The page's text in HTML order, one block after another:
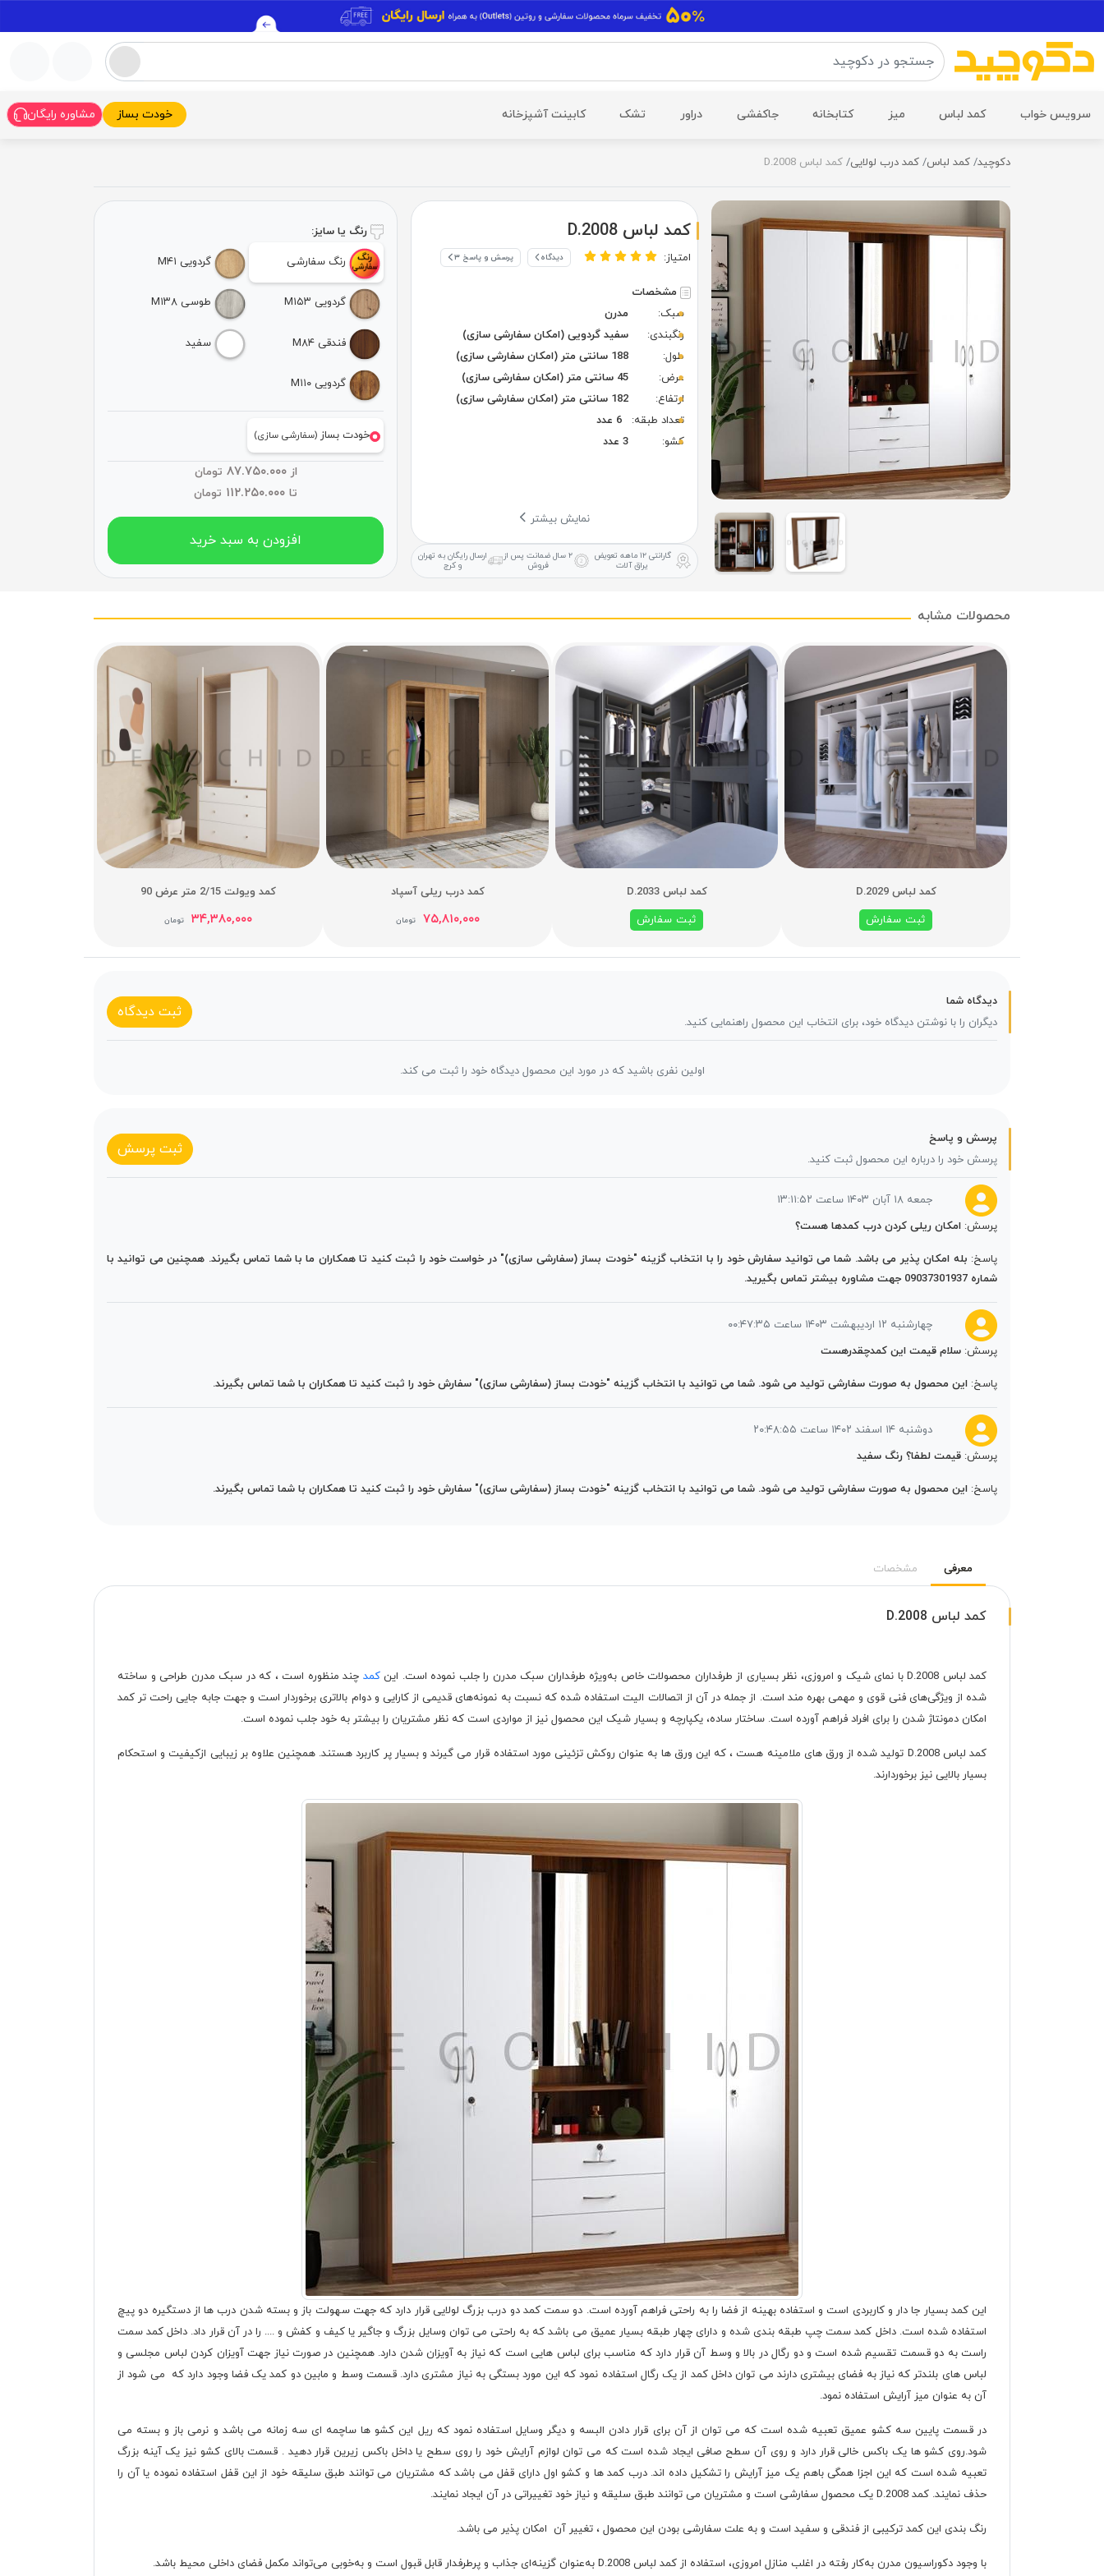
سرویس خواب کمد لباس میز کتابخانه جاکفشی دراور تشک کابینت آشپزخانه خودت بساز مشاوره رایگان
دکوچید کمد لباس کمد درب لولایی کمد لباس D.2008
کمد لباس D.2008
امتیاز: دیدگاه پرسش و پاسخ ۳
مشخصات
سبک:
مدرن
رنگبندی:
سفید گردویی (امکان سفارشی سازی)
طول:
188 سانتی متر (امکان سفارشی سازی)
عرض:
45 سانتی متر (امکان سفارشی سازی)
ارتفاع:
182 سانتی متر (امکان سفارشی سازی)
تعداد طبقه:
6 عدد
کشو:
3 عدد
نمایش بیشتر
گارانتی ۱۲ ماهه
تعویض
یراق آلات
۲ سال ضمانت
پس از
فروش
ارسال رایگان به تهران
و کرج
رنگ یا سایز:
رنگ سفارشی گردویی M۴۱
گردویی M۱۵۳ طوسی M۱۳۸
فندقی M۸۴ سفید
گردویی M۱۱۰
خودت بساز(سفارشی سازی)
از ۸۷.۷۵۰.۰۰۰
تومان
تا
تومان
افزودن به سبد خرید
محصولات مشابه
کمد لباس D.2029
ثبت سفارش
کمد لباس D.2033
ثبت سفارش
کمد درب ریلی آسپاد
۷۵,۸۱۰,۰۰۰ تومان
کمد ویولت 2/15 متر عرض 90
۳۴,۳۸۰,۰۰۰ تومان
دیدگاه شما
دیگران را با نوشتن دیدگاه خود، برای انتخاب این محصول راهنمایی کنید.
ثبت دیدگاه
اولین نفری باشید که در مورد این محصول دیدگاه خود را ثبت می کند.
پرسش و پاسخ
پرسش خود را درباره این محصول ثبت کنید.
ثبت پرسش
جمعه ۱۸ آبان ۱۴۰۳ ساعت ۱۳:۱۱:۵۲
پرسش: امکان ریلی کردن درب کمدها هست؟
پاسخ: بله امکان پذیر می باشد. شما می توانید سفارش خود را با انتخاب گزینه "خودت بساز (سفارشی سازی)" در خواست خود را ثبت کنید تا همکاران ما با شما تماس بگیرند. همچنین می توانید با
شماره 09037301937 جهت مشاوره بیشتر تماس بگیرید.
چهارشنبه ۱۲ اردیبهشت ۱۴۰۳ ساعت ۰۰:۴۷:۳۵
پرسش: سلام قیمت این کمدچقدرهست
پاسخ: این محصول به صورت سفارشی تولید می شود. شما می توانید با انتخاب گزینه "خودت بساز (سفارشی سازی)" سفارش خود را ثبت کنید تا همکاران با شما تماس بگیرند.
دوشنبه ۱۴ اسفند ۱۴۰۲ ساعت ۲۰:۴۸:۵۵
پرسش: قیمت لطفا؟ رنگ سفید
پاسخ: این محصول به صورت سفارشی تولید می شود. شما می توانید با انتخاب گزینه "خودت بساز (سفارشی سازی)" سفارش خود را ثبت کنید تا همکاران با شما تماس بگیرند.
معرفی مشخصات
کمد لباس D.2008
کمد لباس D.2008 با نمای شیک و امروزی، نظر بسیاری از طرفداران محصولات خاص به‌ویژه طرفداران سبک مدرن را جلب نموده است. این کمد چند منظوره است ، که در سبک مدرن طراحی و ساخته
شده از ویژگی‌های فنی قوی و مهمی بهره مند است. از جمله در آن از اتصالات الیت استفاده شده که نسبت به نمونه‌های قدیمی از کارایی و دوام بالاتری برخوردار است و جهت جابه جایی راحت تر کمد
امکان دمونتاژ شدن را برای افراد فراهم آورده است. ساختار ساده، یکپارچه و بسیار شیک این محصول نیز از مواردی است که نظر مشتریان را بیشتر به خود جلب نموده است.
کمد لباس D.2008 تولید شده از ورق های ملامینه هست ، که این ورق ها به عنوان روکش تزئینی مورد استفاده قرار می گیرند و بسیار پر کاربرد هستند. همچنین علاوه بر زیبایی ازکیفیت و استحکام
بسیار بالایی نیز برخوردارند.
این کمد بسیار جا دار و کاربردی است و استفاده بهینه از فضا را به راحتی فراهم آورده است. دو سمت کمد دو درب بزرگ لولایی قرار دارد که جهت سهولت باز و بسته شدن درب ها از دستگیره دو پیچ
استفاده شده است. داخل کمد سمت چپ طبقه بندی شده و دارای چهار طبقه بسیار عمیق می باشد که به راحتی می توان وسایل بزرگ و جاگیر یا کیف و کفش و .... را در آن قرار داد. داخل کمد سمت
راست به دو قسمت تقسیم شده است و دو رگال در بالا و وسط آن قرار دارد که مناسب برای لباس هایی است که نیاز به آویزان شدن دارد. همچنین در صورت نیاز جهت آویزان کردن لباس مجلسی و
لباس های بلندتر که نیاز به فضای بیشتری دارند می توان داخل کمد از یک رگال استفاده نمود که این مورد بستگی به نیاز مشتری دارد. قسمت وسط و مابین دو کمد یک فضا وجود دارد که می شود از
آن به عنوان میز آرایش استفاده نمود.
در قسمت پایین سه کشو عمیق تعبیه شده است که می توان از آن برای قرار دادن البسه و دیگر وسایل استفاده نمود که ریل این کشو ها ساچمه ای سه زمانه می باشد و نرمی باز و بسته می
شود.روی کشو ها یک باکس خالی قرار دارد و روی آن سطح صافی ایجاد شده است که می توان لوازم آرایش خود را روی سطح یا داخل باکس زیرین قرار دهید . قسمت بالای کشو نیز یک آینه بزرگ
تعبیه شده است که این اجزا همگی باهم یک میز آرایش را تشکیل داده اند. درب کمد ها و کشو اول دارای قفل می باشد که مشتریان می توانند طبق سلیقه خود از این قفل استفاده نموده یا آن را
حذف نمایند. کمد D.2008 یک محصول سفارشی است و مشتریان می توانند طبق سلیقه و نیاز خود تغییراتی در آن ایجاد نمایند.
رنگ بندی این کمد ترکیبی از فندقی و سفید است و به علت سفارشی بودن این محصول ، تغییر آن امکان پذیر می باشد.
با وجود دکوراسیون مدرن به‌کار رفته در اغلب منازل امروزی، استفاده از کمد لباس D.2008 به‌عنوان گزینه‌ای جذاب و پرطرفدار قابل قبول است و به‌خوبی می‌تواند مکمل فضای داخلی محیط باشد.